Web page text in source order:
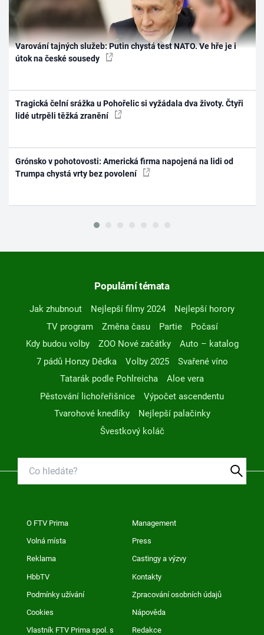
Varování tajných služeb: Putin chystá test NATO. Ve hře je i
útok na české sousedy
Tragická čelní srážka u Pohořelic si vyžádala dva životy. Čtyři
lidé utrpěli těžká zranění
Grónsko v pohotovosti: Americká firma napojená na lidi od
Trumpa chystá vrty bez povolení
Populární témata
Jak zhubnout Nejlepší filmy 2024
Nejlepší horory
TV program
Změna času Partie
Počasí
Kdy budou volby
ZOO Nové začátky
Auto – katalog
7 pádů Honzy Dědka
Volby 2025
Svařené víno
Tatarák podle Pohlreicha
Aloe vera
Pěstování lichořeřišnice
Výpočet ascendentu
Tvarohové knedlíky
Nejlepší palačinky
Švestkový koláč
O FTV Prima Management
Volná místa Press
Reklama Castingy a výzvy
HbbTV Kontakty
Podmínky užívání Zpracování osobních údajů
Cookies Nápověda
Vlastník FTV Prima spol. s Redakce